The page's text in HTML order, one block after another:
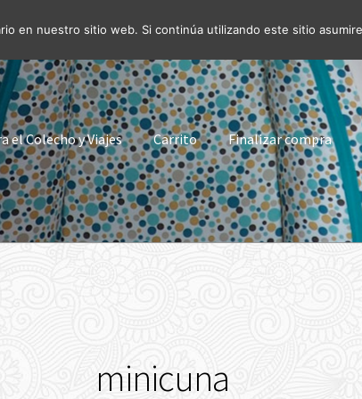
el Colecho y Viajes Carrito Finalizar compra
minicuna
en nuestro sitio web. Si continúa utilizando este sitio